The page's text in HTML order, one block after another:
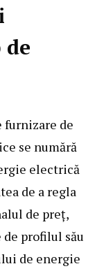
de
se numără
electrică
de a regla
de preț,
profilul său
de energie